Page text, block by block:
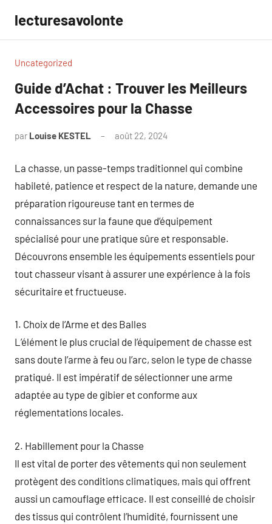
contenu
lecturesavolonte
Uncategorized
Guide d’Achat : Trouver les Meilleurs
Accessoires pour la Chasse
par Louise KESTEL août 22, 2024
La chasse, un passe-temps traditionnel qui combine
habileté, patience et respect de la nature, demande une
préparation rigoureuse tant en termes de
connaissances sur la faune que d’équipement
spécialisé pour une pratique sûre et responsable.
Découvrons ensemble les équipements essentiels pour
tout chasseur visant à assurer une expérience à la fois
sécuritaire et fructueuse.
1. Choix de l’Arme et des Balles
L’élément le plus crucial de l’équipement de chasse est
sans doute l’arme à feu ou l’arc, selon le type de chasse
pratiqué. Il est impératif de sélectionner une arme
adaptée au type de gibier et conforme aux
réglementations locales.
2. Habillement pour la Chasse
Il est vital de porter des vêtements qui non seulement
protègent des conditions climatiques, mais qui offrent
aussi un camouflage efficace. Il est conseillé de choisir
des tissus qui contrôlent l’humidité, fournissent une